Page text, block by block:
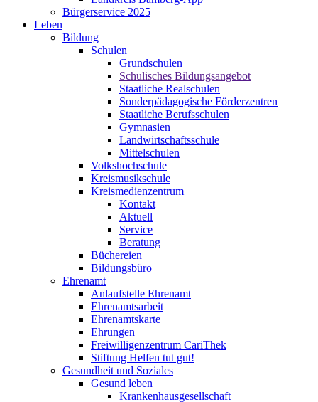
Bürgerservice 2025
Leben
Bildung
Schulen
Grundschulen
Schulisches Bildungsangebot
Staatliche Realschulen
Sonderpädagogische Förderzentren
Staatliche Berufsschulen
Gymnasien
Landwirtschaftsschule
Mittelschulen
Volkshochschule
Kreismusikschule
Kreismedienzentrum
Kontakt
Aktuell
Service
Beratung
Büchereien
Bildungsbüro
Ehrenamt
Anlaufstelle Ehrenamt
Ehrenamtsarbeit
Ehrenamtskarte
Ehrungen
Freiwilligenzentrum CariThek
Stiftung Helfen tut gut!
Gesundheit und Soziales
Gesund leben
Krankenhausgesellschaft